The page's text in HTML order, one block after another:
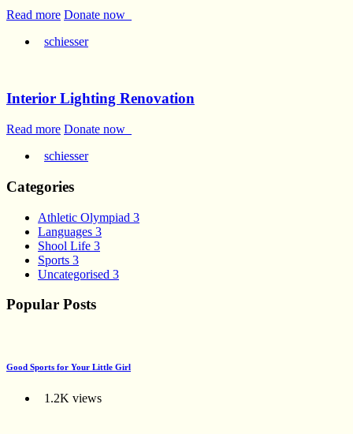
Read more Donate now
schiesser
Interior Lighting Renovation
Read more Donate now
schiesser
Categories
Athletic Olympiad 3
Languages 3
Shool Life 3
Sports 3
Uncategorised 3
Popular Posts
Good Sports for Your Little Girl
1.2K views